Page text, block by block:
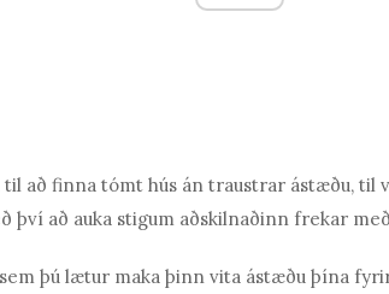
að finna tómt hús án traustrar ástæðu, til
því að auka stigum aðskilnaðinn frekar
þú lætur maka þinn vita ástæðu þína